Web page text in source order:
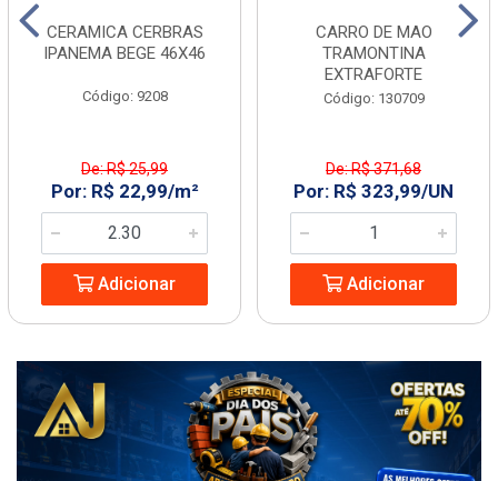
CERAMICA CERBRAS
IPANEMA BEGE 46X46
Código: 9208
De: R$ 25,99
Por: R$ 22,99/m²
Adicionar
CARRO DE MAO
TRAMONTINA
EXTRAFORTE
Código: 130709
De: R$ 371,68
Por: R$ 323,99/UN
Adicionar